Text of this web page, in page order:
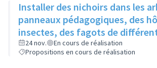
Installer des nichoirs dans les
panneaux pédagogiques, des
insectes, des fagots de
pour stimuler la biodiversité sur
Château à la Roue
24 nov.
En cours de réalisation
Propositions en cours de réalisation